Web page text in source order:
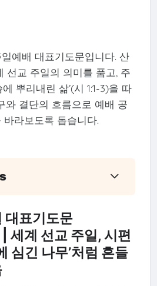
예배 대표기도문입니다. 산
선교 주일의 의미를 품고, 주
뿌리내린 삶’(시 1:1-3)을 따
와 결단의 흐름으로 예배 공
라보도록 돕습니다.
대표기도문
세계 선교 주일, 시편
심긴 나무’처럼 흔들